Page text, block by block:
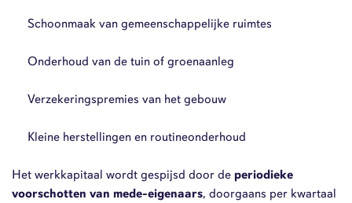
Schoonmaak van gemeenschappelijke ruimtes
Onderhoud van de tuin of groenaanleg
Verzekeringspremies van het gebouw
Kleine herstellingen en routineonderhoud
Het werkkapitaal wordt gespijsd door de periodieke
voorschotten van mede-eigenaars, doorgaans per kwartaal